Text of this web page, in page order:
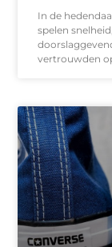
In de
spelen
vertrouwden